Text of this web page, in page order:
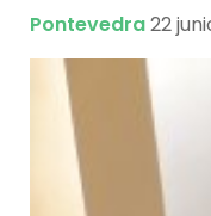
Pontevedra22